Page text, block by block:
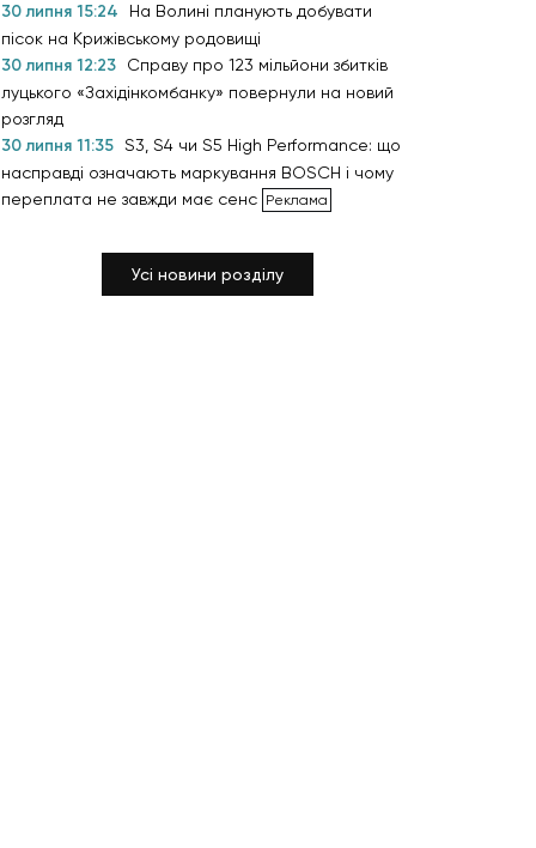
30 липня 15:24
На Волині планують добувати
пісок на Крижівському родовищі
30 липня 12:23
Справу про 123 мільйони збитків
луцького «Західінкомбанку» повернули на новий
розгляд
30 липня 11:35 S3, S4 чи S5 High Performance: що
насправді означають маркування BOSCH і чому
переплата не завжди має сенс
Усі новини розділу